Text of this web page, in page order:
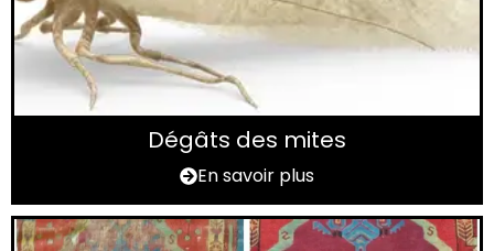
Dégâts des mites
En savoir plus